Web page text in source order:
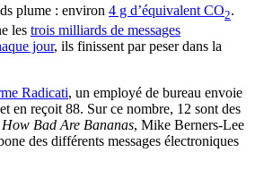
plume : environ 4 g d’équivalent CO2.
les trois milliards de messages
jour, ils finissent par peser dans la
Radicati, un employé de bureau envoie
en reçoit 88. Sur ce nombre, 12 sont des
How Bad Are Bananas, Mike Berners-Lee
des différents messages électroniques